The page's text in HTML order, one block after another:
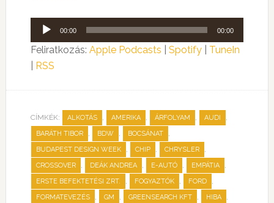
Audió
lejátszó
00:00 00:00
Feliratkozás: Apple Podcasts Spotify| TuneIn
RSS
CÍMKÉK: ALKOTÁS , AMERIKA , ÁRFOLYAM , AUDI ,
BARÁTH TIBOR , BDW , BOCSÁNAT ,
BUDAPEST DESIGN WEEK , CHIP , CHRYSLER ,
CROSSOVER , DEÁK ANDREA , E-AUTÓ , EMPÁTIA ,
ERSTE BEFEKTETÉSI ZRT. , FOGYAZTÓK , FORD ,
FORMATEVEZÉS , GM , GREENSEARCH KFT , HIBA ,